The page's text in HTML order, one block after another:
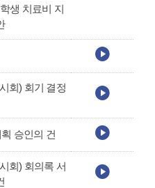
생 치료비 지
회) 회기 결정
승인의 건
회) 회의록 서